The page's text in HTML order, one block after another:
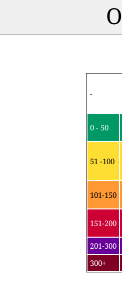
-
0 - 50
51 -100
101-150
151-200
201-300
300+